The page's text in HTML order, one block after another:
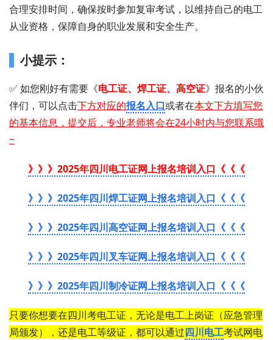
合理安排时间，确保按时参加复审考试，以维持自己的电工
从业资格，保障自身的职业发展和安全生产。
小提示：
✅ 如您刚好有需要 《电工证 、 焊工证 、 高空证》 报名的小伙
伴们，可以点击下方对应的报名入口或者在本文下方填写您
的基本信息，提交后，专业老师将会在24小时内与您联系哦
~
》》》2025年四川电工证网上报名培训入口《《《
》》》2025年四川焊工证网上报名培训入口《《《
》》》2025年四川高空证网上报名培训入口《《《
》》》2025年四川叉车证网上报名培训入口《《《
》》》2025年四川制冷证网上报名培训入口《《《
只要你想要在四川考电工证，无论是电工上岗证（应急管理
局颁发），还是电工等级证，都可以通过四川电工考试网电